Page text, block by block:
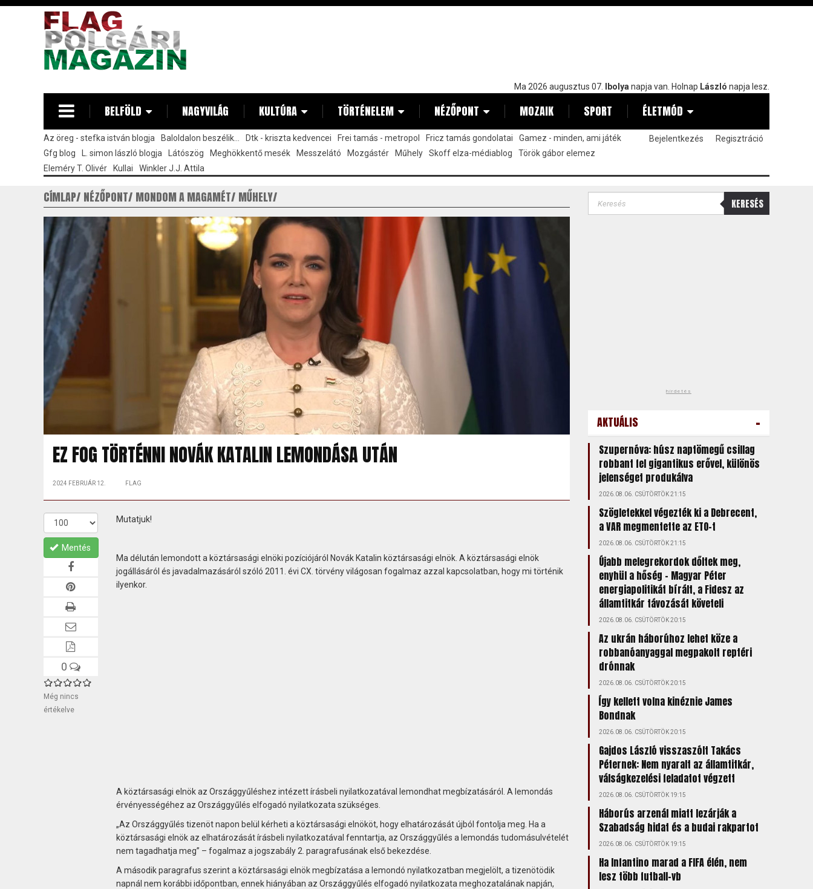
Ma 2026 augusztus 07. Ibolya napja van. Holnap László napja lesz.
BELFÖLD NAGYVILÁG KULTÚRA TÖRTÉNELEM NÉZŐPONT MOZAIK SPORT ÉLETMÓD
Az öreg - stefka istván blogja Baloldalon beszélik... Dtk - kriszta kedvencei Frei tamás - metropol Fricz tamás gondolatai
Gamez - minden, ami játék
Gfg blog
L. simon lászló blogja Látószög Meghökkentő mesék Messzelátó Mozgástér Műhely Skoff elza-médiablog
Török gábor elemez
Eleméry T. Olivér
Kullai Winkler J.J. Attila
Bejelentkezés Regisztráció
CÍMLAP NÉZŐPONT MONDOM A MAGAMÉT MŰHELY
EZ FOG TÖRTÉNNI NOVÁK KATALIN LEMONDÁSA UTÁN
2024 FEBRUÁR 12. FLAG
Mentés
0
Még nincs
értékelve
Mutatjuk!
Ma délután lemondott a köztársasági elnöki pozíciójáról Novák Katalin köztársasági elnök. A köztársasági elnök
jogállásáról és javadalmazásáról szóló 2011. évi CX. törvény világosan fogalmaz azzal kapcsolatban, hogy mi történik
ilyenkor.
A köztársasági elnök az Országgyűléshez intézett írásbeli nyilatkozatával lemondhat megbízatásáról. A lemondás
érvényességéhez az Országgyűlés elfogadó nyilatkozata szükséges.
„Az Országgyűlés tizenöt napon belül kérheti a köztársasági elnököt, hogy elhatározását újból fontolja meg. Ha a
köztársasági elnök az elhatározását írásbeli nyilatkozatával fenntartja, az Országgyűlés a lemondás tudomásulvételét
nem tagadhatja meg” – fogalmaz a jogszabály 2. paragrafusának első bekezdése.
A második paragrafus szerint a köztársasági elnök megbízatása a lemondó nyilatkozatban megjelölt, a tizenötödik
napnál nem korábbi időpontban, ennek hiányában az Országgyűlés elfogadó nyilatkozata meghozatalának napján,
KERESÉS
hirdetés
AKTUÁLIS -
Szupernóva: húsz naptömegű csillag
robbant fel gigantikus erővel, különös
jelenséget produkálva
2026.08.06. CSÜTÖRTÖK 21:15
Szögletekkel végezték ki a Debrecent,
a VAR megmentette az ETO-t
2026.08.06. CSÜTÖRTÖK 21:15
Újabb melegrekordok dőltek meg,
enyhül a hőség – Magyar Péter
energiapolitikát bírált, a Fidesz az
államtitkár távozását követeli
2026.08.06. CSÜTÖRTÖK 20:15
Az ukrán háborúhoz lehet köze a
robbanóanyaggal megpakolt reptéri
drónnak
2026.08.06. CSÜTÖRTÖK 20:15
Így kellett volna kinéznie James
Bondnak
2026.08.06. CSÜTÖRTÖK 20:15
Gajdos László visszaszólt Takács
Péternek: Nem nyaralt az államtitkár,
válságkezelési feladatot végzett
2026.08.06. CSÜTÖRTÖK 19:15
Háborús arzenál miatt lezárják a
Szabadság hidat és a budai rakpartot
2026.08.06. CSÜTÖRTÖK 19:15
Ha Infantino marad a FIFA élén, nem
lesz több futball-vb